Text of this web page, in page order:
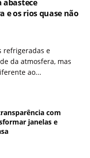
abastece
e os rios quase não
refrigeradas e
da atmosfera, mas
ao...
com
janelas e